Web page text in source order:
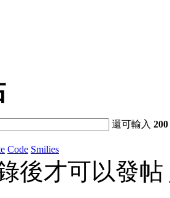
還可輸入200
Code Smilies
後才可以發帖